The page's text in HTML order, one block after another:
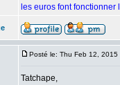
les euros font fonctionner
Posté le: Thu Feb 12, 2015
Tatchape,